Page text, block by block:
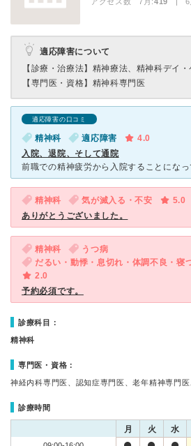
適応障害について
【診療・治療法】 精神療法、精神科デイ・
【専門医・資格】 精神科専門医
適応障害の口コミ
精神科 適応障害
4.0
入院、退院、そして通院
精神科 気が滅入る・不安
5.0
ありがとうございました。
精神科
うつ病
2.0
予約必須です。
診療科目：
精神科
専門医・資格：
神経内科専門医、認知症専門医、老年精神専門
診療時間
月 火 水